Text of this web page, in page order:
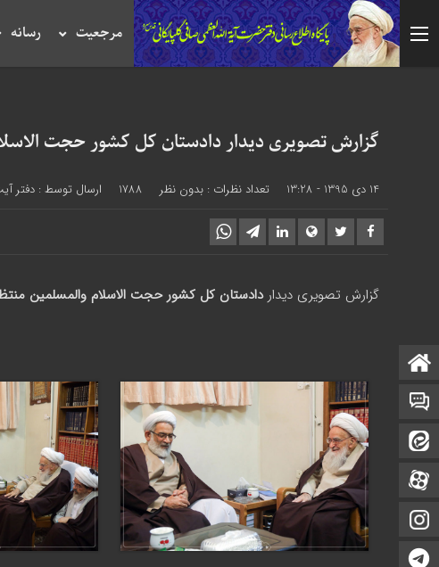
مرجعیت رسانه
تماس با ما
اینستاگرام
گزارش تصویری دیدار دادستان کل کشور حجت
14 دی 1395 - 13:28 تعداد نظرات : بدون نظر ارسال توسط : دفتر
گزارش تصویری دیداردادستان کل کشور حجت الاسلام والمسلمین